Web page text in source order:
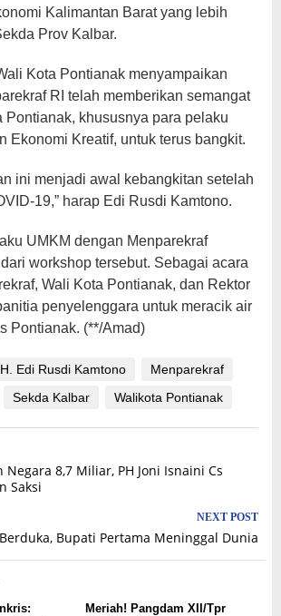
Kalimantan Barat yang lebih
Prov Kalbar.
Kota Pontianak menyampaikan
RI telah memberikan semangat
Pontianak, khususnya para pelaku
Ekonomi Kreatif, untuk terus bangkit.
ini menjadi awal kebangkitan setelah
19,” harap Edi Rusdi Kamtono.
UMKM dengan Menparekraf
workshop tersebut. Sebagai acara
Wali Kota Pontianak, dan Rektor
penyelenggara untuk meracik air
Pontianak. (**/Amad)
H. Edi Rusdi Kamtono
Menparekraf
Sekda Kalbar Walikota Pontianak
8,7 Miliar, PH Joni Isnaini Cs
Saksi
NEXT POST
Bupati Pertama Meninggal Dunia
Meriah! Pangdam XII/Tpr